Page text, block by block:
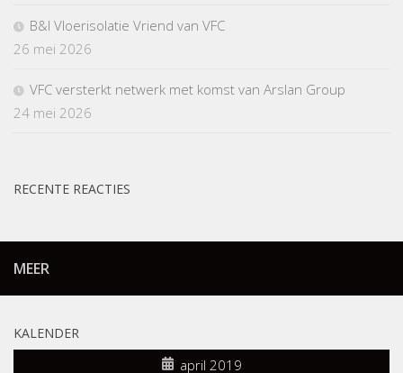
B&I Vloerisolatie Vriend van VFC
26 mei 2026
VFC versterkt netwerk met komst van Arslan Group
24 mei 2026
RECENTE REACTIES
MEER
KALENDER
april 2019